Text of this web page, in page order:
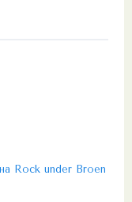
Rock under Broen